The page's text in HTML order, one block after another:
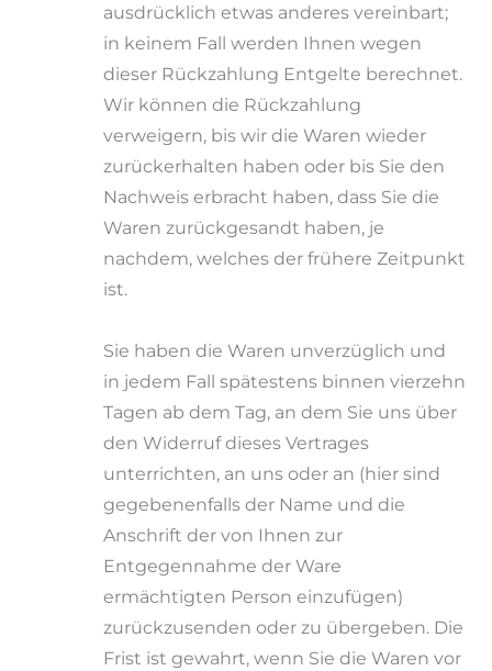
ausdrücklich etwas anderes vereinbart;
in keinem Fall werden Ihnen wegen
dieser Rückzahlung Entgelte berechnet.
Wir können die Rückzahlung
verweigern, bis wir die Waren wieder
zurückerhalten haben oder bis Sie den
Nachweis erbracht haben, dass Sie die
Waren zurückgesandt haben, je
nachdem, welches der frühere Zeitpunkt
ist.
Sie haben die Waren unverzüglich und
in jedem Fall spätestens binnen vierzehn
Tagen ab dem Tag, an dem Sie uns über
den Widerruf dieses Vertrages
unterrichten, an uns oder an (hier sind
gegebenenfalls der Name und die
Anschrift der von Ihnen zur
Entgegennahme der Ware
ermächtigten Person einzufügen)
zurückzusenden oder zu übergeben. Die
Frist ist gewahrt, wenn Sie die Waren vor